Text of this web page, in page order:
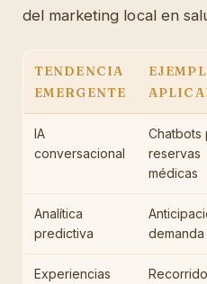
del marketing local en
TENDENCIA
EMERGENTE
IA
conversacional
Chatbots
reservas
médicas
Analítica
predictiva
demanda
Experiencias